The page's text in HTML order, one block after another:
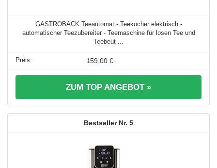
GASTROBACK Teeautomat - Teekocher elektrisch -
automatischer Teezubereiter - Teemaschine für losen Tee und
Teebeut ...
159,00 €
ZUM TOP ANGEBOT »
5